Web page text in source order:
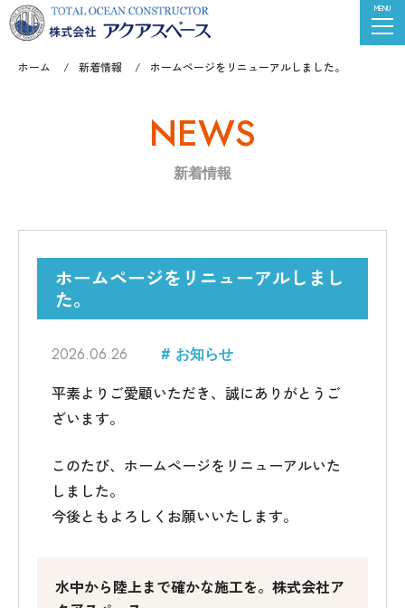
ホーム 新着情報 ホームページをリニューアルしました。
NEWS
新着情報
ホームページをリニューアルしまし
た。
2026.06.26 # お知らせ
平素よりご愛顧いただき、誠にありがとうご
ざいます。
このたび、ホームページをリニューアルいた
しました。
今後ともよろしくお願いいたします。
水中から陸上まで確かな施工を。株式会社ア